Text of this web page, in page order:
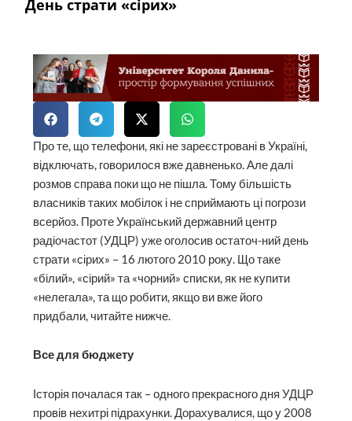
День страти «сірих»
Про те, що телефони, які не зареєстровані в Україні,
відключать, говорилося вже давненько. Але далі
розмов справа поки що не пішла. Тому більшість
власників таких мобілок і не сприймають ці погрози
всерйоз. Проте Український державний центр
радіочастот (УДЦР) уже оголосив остаточ-ний день
страти «сірих» – 16 лютого 2010 року. Що таке
«білий», «сірий» та «чорний» списки, як не купити
«нелегала», та що робити, якщо ви вже його
придбали, читайте нижче.
Все для бюджету
Історія почалася так – одного прекрасного дня УДЦР
провів нехитрі підрахунки. Дорахувалися, що у 2008